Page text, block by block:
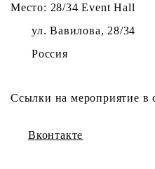
Место: 28/34 Event Hall
ул. Вавилова, 28/34
Россия
Ссылки на мероприятие в
Вконтакте